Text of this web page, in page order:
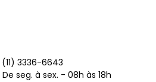
3336-6643
seg. à sex. - 08h às 18h